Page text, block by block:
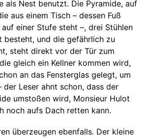
als Nest benutzt. Die Pyramide, auf
aus einem Tisch – dessen Fuß
einer Stufe steht –, drei Stühlen
besteht, und die gefährlich zu
steht direkt vor der Tür zum
gleich ein Kellner kommen wird,
an das Fensterglas gelegt, um
der Leser ahnt schon, dass der
umstoßen wird, Monsieur Hulot
noch aufs Dach retten kann.
überzeugen ebenfalls. Der kleine